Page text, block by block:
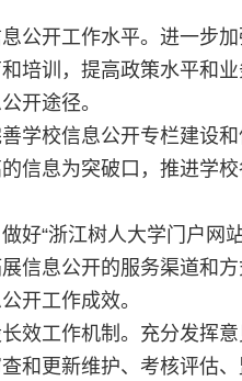
公开工作水平。进一步
培训，提高政策水平和
开途径。
学校信息公开专栏建设
信息为突破口，推进学
好“浙江树人大学门户网
信息公开的服务渠道和
开工作成效。
效工作机制。充分发挥
和更新维护、考核评估